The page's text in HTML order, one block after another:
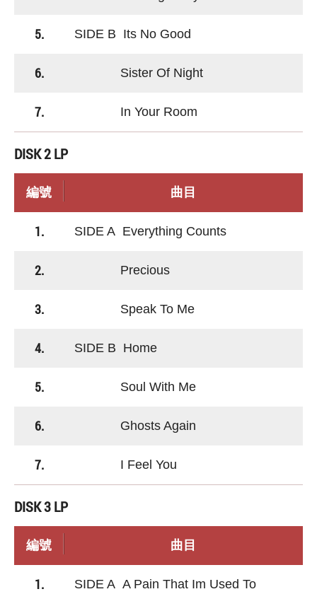
5. SIDE B Its No Good
6. Sister Of Night
7. In Your Room
DISK 2 LP
編號 曲目
1. SIDE A Everything Counts
2. Precious
3. Speak To Me
4. SIDE B Home
5. Soul With Me
6. Ghosts Again
7. I Feel You
DISK 3 LP
編號 曲目
1. SIDE A A Pain That Im Used To